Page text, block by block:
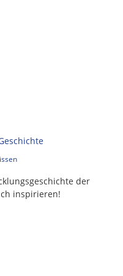
der
inspirieren!